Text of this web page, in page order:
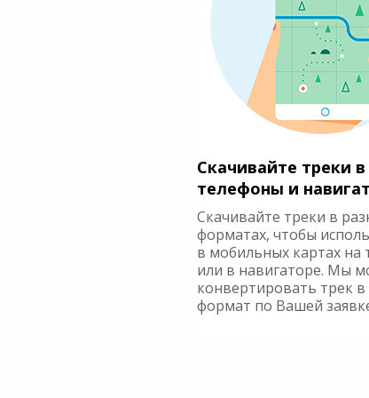
Скачивайте треки в
телефоны и
Скачивайте треки в
форматах, чтобы
в мобильных картах на
или в навигаторе. Мы
конвертировать трек
формат по Вашей